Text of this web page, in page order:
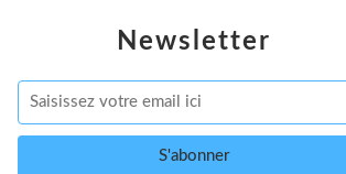
Newsletter